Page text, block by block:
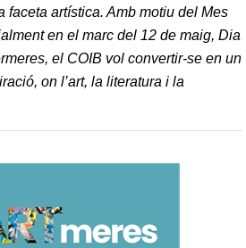
faceta artística. Amb motiu del Mes
en el marc del 12 de maig, Dia
el COIB vol convertir-se en un
on l’art, la literatura i la